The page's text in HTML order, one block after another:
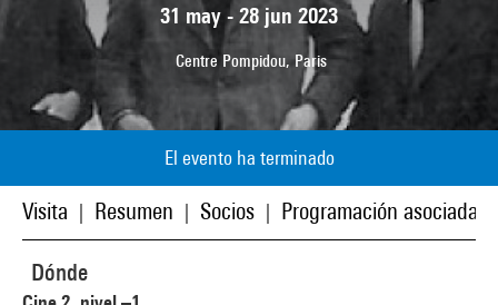
31 may - 28 jun 2023
Centre Pompidou, Paris
El evento ha terminado
Visita Resumen Socios Programación asociada
Dónde